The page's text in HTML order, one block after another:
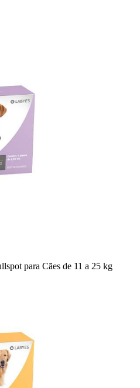
para Cães de 11 a 25 kg